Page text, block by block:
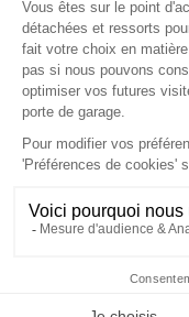
Mandrins pour
ressorts
diamètre
95mm
Prix
109,90 €